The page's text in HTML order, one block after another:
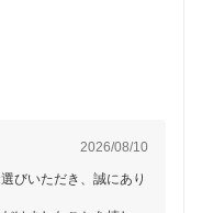
2026/08/10
びいただき、誠にあり